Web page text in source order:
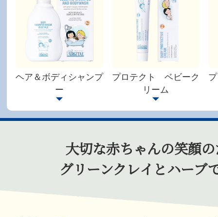
ヘア＆ボディシャンプ
ー
プロテクト ベビーク
リーム
大切な赤ちゃんの笑顔
グリーンクレイとハーブ